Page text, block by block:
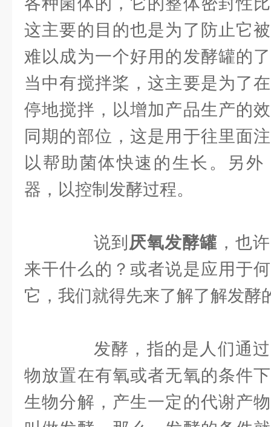
这主要的目的也是为了防止它
难以成为一个好用的发酵罐的
当中有搅拌桨，这主要是为了
停地搅拌，以增加产品生产的
同期的部位，这是用于往里面
以帮助菌体快速的生长。另
器，以控制发酵过程。
说到 厌氧发酵罐 ，也
来干什么的？或者说是应用于
它，我们就得先来了解了解发酵
发酵，指的是人们通过
物放置在有氧或者无氧的条件
生物分解，产生一定的代谢产